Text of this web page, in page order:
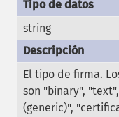
string
El tipo de firma.
son "binary",
(generic)",